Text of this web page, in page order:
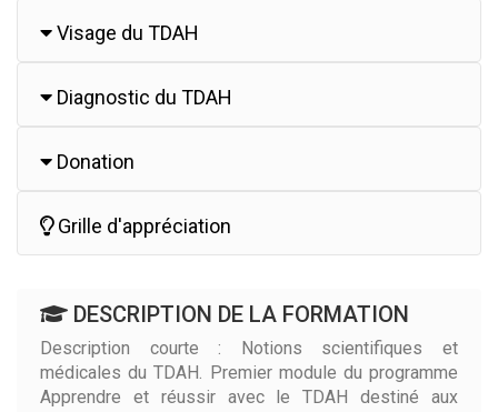
Visage du TDAH
Diagnostic du TDAH
Donation
Grille d'appréciation
DESCRIPTION DE LA FORMATION
Description courte : Notions scientifiques et
médicales du TDAH. Premier module du programme
Apprendre et réussir avec le TDAH destiné aux